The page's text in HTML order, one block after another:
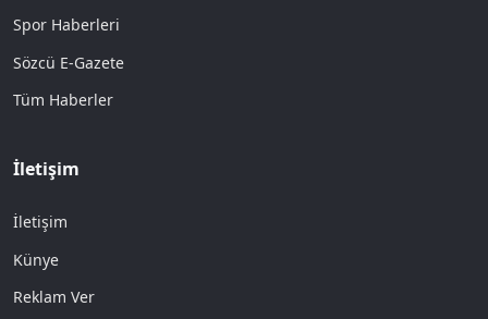
Spor Haberleri
Sözcü E-Gazete
Tüm Haberler
İletişim
İletişim
Künye
Reklam Ver